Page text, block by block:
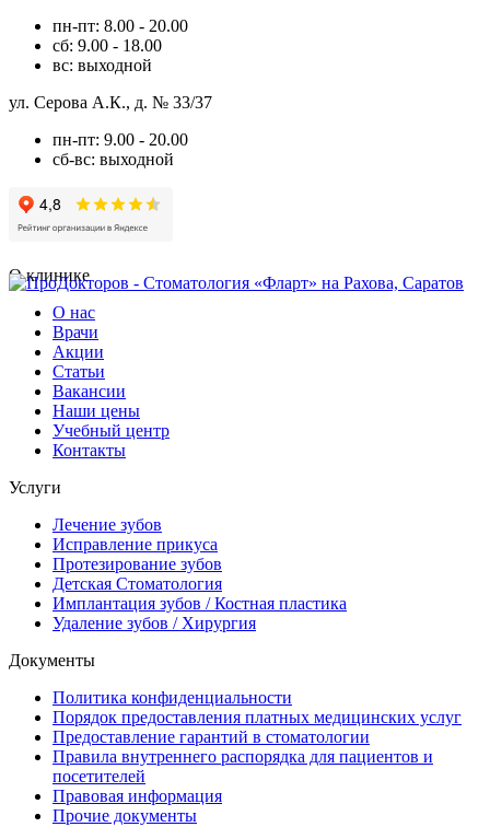
пн-пт: 8.00 - 20.00
сб: 9.00 - 18.00
вс: выходной
ул. Серова А.К., д. № 33/37
пн-пт: 9.00 - 20.00
сб-вс: выходной
О клинике
О нас
Врачи
Акции
Статьи
Вакансии
Наши цены
Учебный центр
Контакты
Услуги
Лечение зубов
Исправление прикуса
Протезирование зубов
Детская Стоматология
Имплантация зубов / Костная пластика
Удаление зубов / Хирургия
Документы
Политика конфиденциальности
Порядок предоставления платных медицинских услуг
Предоставление гарантий в стоматологии
Правила внутреннего распорядка для пациентов и
посетителей
Правовая информация
Прочие документы